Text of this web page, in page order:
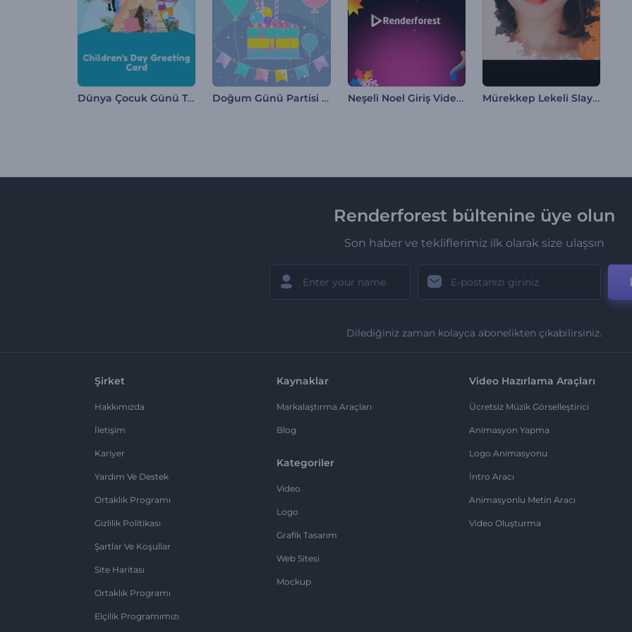
Dünya Çocuk Günü Tebrik Kartı Doğum Günü Partisi Davetiyesi Neşeli Noel Giriş Videosu Mürekkep Lekeli Slayt Gösterisi
Renderforest bültenine üye olun
Son haber ve tekliflerimiz ilk olarak size ulaşsın
Dilediğiniz zaman kolayca abonelikten çıkabilirsiniz.
Şirket
Hakkımızda
İletişim
Kariyer
Yardım Ve Destek
Ortaklık Programı
Gizlilik Politikası
Şartlar Ve Koşullar
Site Haritası
Ortaklık Programı
Elçilik Programımızı
Kaynaklar
Markalaştırma Araçları
Blog
Kategoriler
Video
Logo
Grafik Tasarım
Web Sitesi
Mockup
Video Hazırlama Araçları
Ücretsiz Müzik Görselleştirici
Animasyon Yapma
Logo Animasyonu
İntro Aracı
Animasyonlu Metin Aracı
Video Oluşturma